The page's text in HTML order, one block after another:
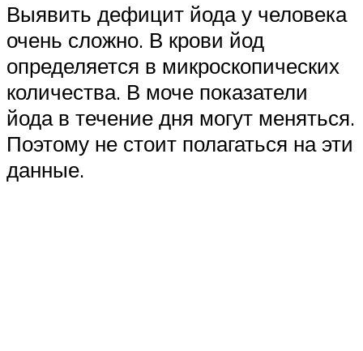
Выявить дефицит йода у человека
очень сложно. В крови йод
определяется в микроскопических
количества. В моче показатели
йода в течение дня могут меняться.
Поэтому не стоит полагаться на эти
данные.